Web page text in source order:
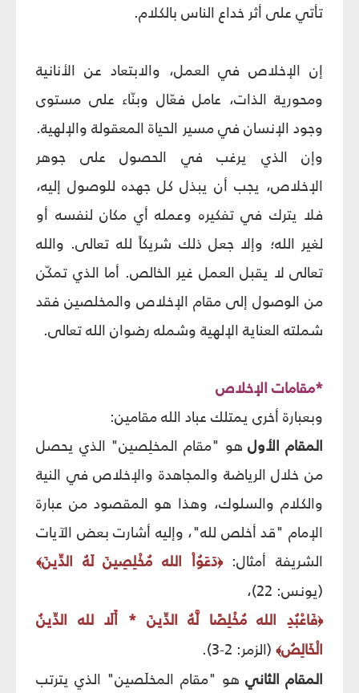
تأتي على أثر خداع الناس بالكلام.
إن الإخلاص في العمل، والابتعاد عن الأنانية
ومحورية الذات، عامل فعّال وبنّاء على مستوى
وجود الإنسان في مسير الحياة المعقولة والإلهية.
وإن الذي يرغب في الحصول على جوهر
الإخلاص، يجب أن يبذل كل جهده للوصول إليه،
فلا يترك في تفكيره وعمله أي مكان لنفسه أو
لغير الله؛ وإلا جعل ذلك شريكاً لله تعالى. والله
تعالى لا يقبل العمل غير الخالص. أما الذي تمكّن
من الوصول إلى مقام الإخلاص والمخلصين فقد
شملته العناية الإلهية وشمله رضوان الله تعالى.
*مقامات الإخلاص
وبعبارة أخرى يمتلك عباد الله مقامين:
المقام الأولهو "مقام المخلِصين" الذي يحصل
من خلال الرياضة والمجاهدة والإخلاص في النية
والكلام والسلوك، وهذا هو المقصود من عبارة
الإمام "قد أخلص لله"، وإليه أشارت بعض الآيات
الشريفة أمثال:﴿دَعَوُاْ الله مُخْلِصِينَ لَهُ الدِّينَ﴾
(يونس: 22)،
﴿فَاعْبُدِ الله مُخْلِصًا لَّهُ الدِّينَ * أَلَا لله الدِّينُ
الْخَالِصُ﴾ (الزمر: 2-3).
المقام الثاني هو "مقام المخلَصين" الذي يترتب